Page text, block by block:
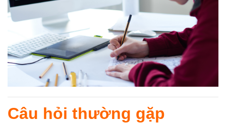
Câu hỏi thường gặp